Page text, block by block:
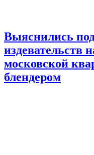
Выяснились
издевательств
московской
блендером